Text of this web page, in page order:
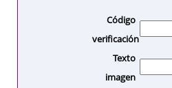
Código
verificación
Texto
imagen